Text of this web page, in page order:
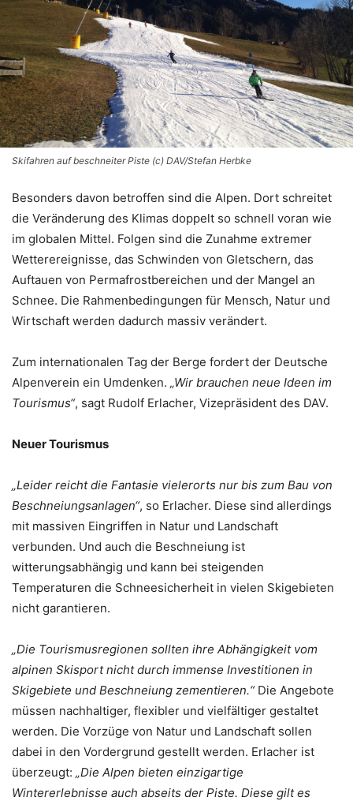
Skifahren auf beschneiter Piste (c) DAV/Stefan Herbke
Besonders davon betroffen sind die Alpen. Dort schreitet
die Veränderung des Klimas doppelt so schnell voran wie
im globalen Mittel. Folgen sind die Zunahme extremer
Wetterereignisse, das Schwinden von Gletschern, das
Auftauen von Permafrostbereichen und der Mangel an
Schnee. Die Rahmenbedingungen für Mensch, Natur und
Wirtschaft werden dadurch massiv verändert.
Zum internationalen Tag der Berge fordert der Deutsche
Alpenverein ein Umdenken. „Wir brauchen neue Ideen im
Tourismus“, sagt Rudolf Erlacher, Vizepräsident des DAV.
Neuer Tourismus
„Leider reicht die Fantasie vielerorts nur bis zum Bau von
Beschneiungsanlagen“, so Erlacher. Diese sind allerdings
mit massiven Eingriffen in Natur und Landschaft
verbunden. Und auch die Beschneiung ist
witterungsabhängig und kann bei steigenden
Temperaturen die Schneesicherheit in vielen Skigebieten
nicht garantieren.
„Die Tourismusregionen sollten ihre Abhängigkeit vom
alpinen Skisport nicht durch immense Investitionen in
Skigebiete und Beschneiung zementieren.“Die Angebote
müssen nachhaltiger, flexibler und vielfältiger gestaltet
werden. Die Vorzüge von Natur und Landschaft sollen
dabei in den Vordergrund gestellt werden. Erlacher ist
überzeugt: „Die Alpen bieten einzigartige
Wintererlebnisse auch abseits der Piste. Diese gilt es